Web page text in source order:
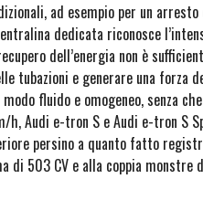
ad esempio per un arresto
dedicata riconosce
dell’energia non è
tubazioni e generare una forza
fluido e omogeneo, senza
Audi e-tron S e Audi e-tron S
persino a quanto fatto
di 503 CV e alla coppia